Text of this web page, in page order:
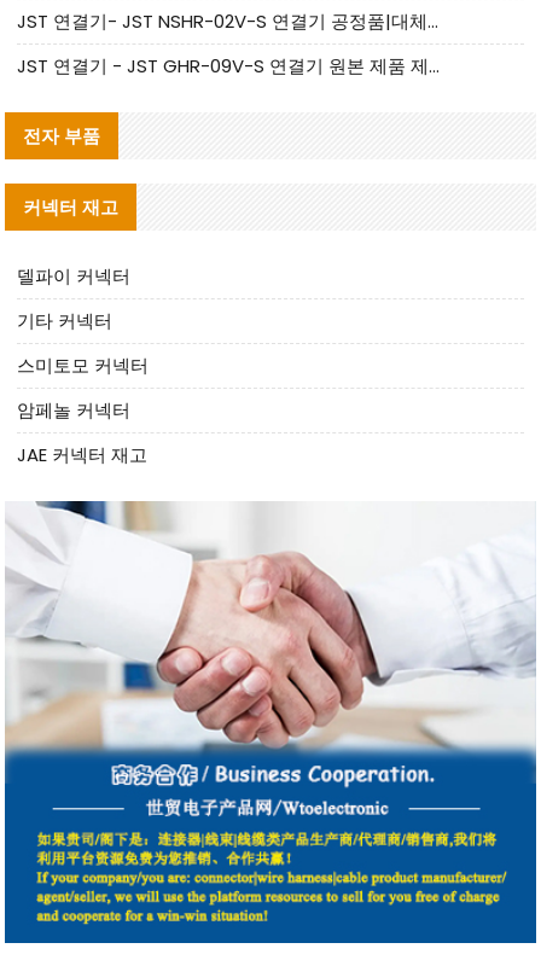
JST 연결기- JST NSHR-02V-S 연결기 공정품|대체품 제공
JST 연결기 - JST GHR-09V-S 연결기 원본 제품 제공 | 대체품 제공
전자 부품
커넥터 재고
델파이 커넥터
기타 커넥터
스미토모 커넥터
암페놀 커넥터
JAE 커넥터 재고